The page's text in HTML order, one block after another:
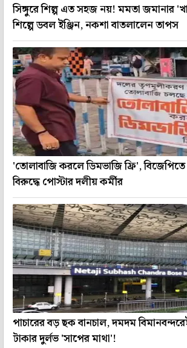
সিঙ্গুরে শিল্প এত সহজ নয়! মমতা জমানার
শিল্পে ডবল ইঞ্জিন, নকশা বাতলালেন তাপস
'তোলাবাজি করলে ডিমভাজি ফ্রি',
বিরুদ্ধে পোস্টার দলীয় কর্মীর
পাচারের বড় ছক বানচাল, দমদম
টাকার দুর্লভ 'সাপের মাথা'!